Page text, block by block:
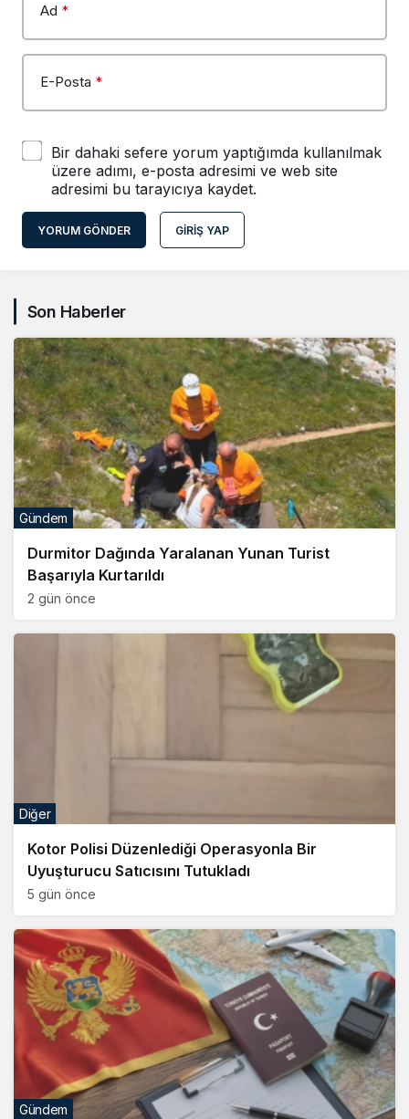
Ad *
E-Posta *
Bir dahaki sefere yorum yaptığımda kullanılmak
üzere adımı, e-posta adresimi ve web site
adresimi bu tarayıcıya kaydet.
YORUM GÖNDER GIRIŞ YAP
Son Haberler
Durmitor Dağında Yaralanan Yunan Turist
Başarıyla Kurtarıldı
2 gün önce
Gündem
Kotor Polisi Düzenlediği Operasyonla Bir
Uyuşturucu Satıcısını Tutukladı
5 gün önce
Diğer
Gündem